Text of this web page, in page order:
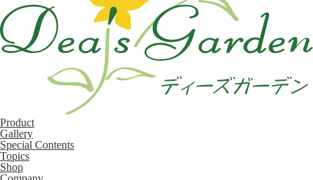
Product
Gallery
Special Contents
Topics
Shop